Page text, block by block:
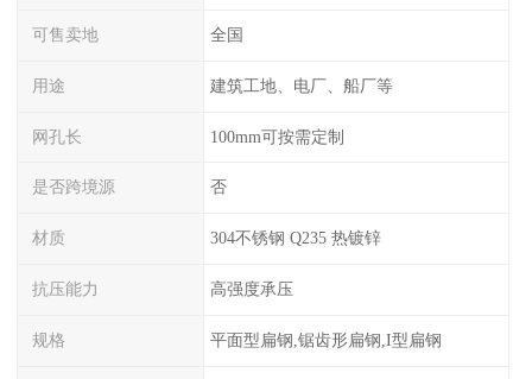
可售卖地 全国
用途 建筑工地、电厂、船厂等
网孔长 100mm可按需定制
是否跨境源 否
材质 304不锈钢 Q235 热镀锌
抗压能力 高强度承压
规格 平面型扁钢,锯齿形扁钢,I型扁钢